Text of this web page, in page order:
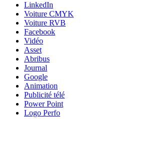
LinkedIn
Voiture CMYK
Voiture RVB
Facebook
Vidéo
Asset
Abribus
Journal
Google
Animation
Publicité télé
Power Point
Logo Perfo